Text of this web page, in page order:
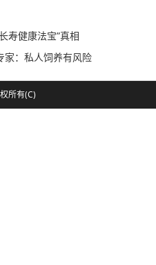
寿健康法宝”真相
家：私人饲养有风险
所有(C)